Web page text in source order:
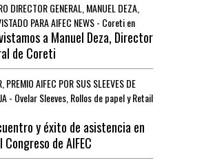
DIRECTOR GENERAL, MANUEL DEZA,
PARA AIFEC NEWS - Coretien
a Manuel Deza, Director
de Coreti
PREMIO AIFEC POR SUS SLEEVES DE
- Ovelar Sleeves, Rollos de papel y Retail
y éxito de asistencia en
Congreso de AIFEC